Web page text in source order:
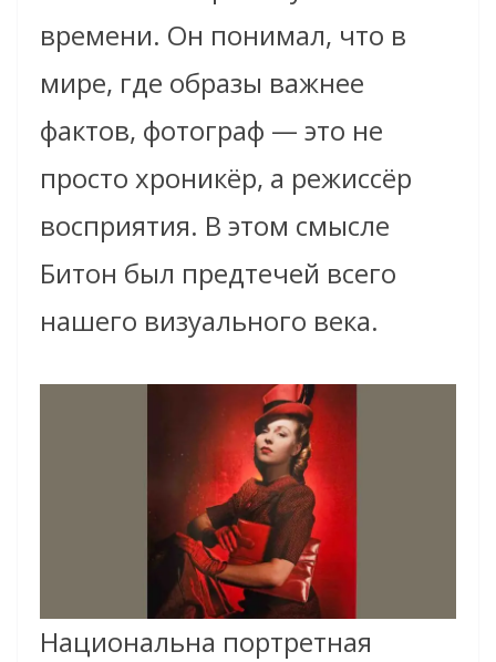
времени. Он понимал, что в
мире, где образы важнее
фактов, фотограф — это не
просто хроникёр, а режиссёр
восприятия. В этом смысле
Битон был предтечей всего
нашего визуального века.
Национальна портретная